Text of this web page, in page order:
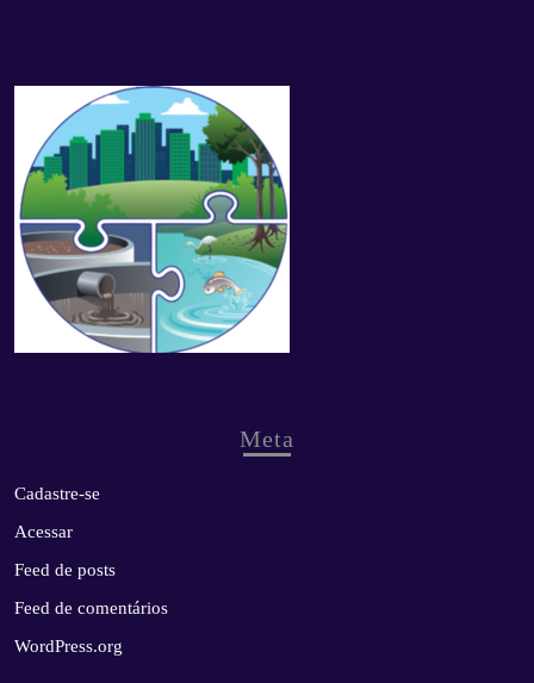
Meta
Cadastre-se
Acessar
Feed de posts
Feed de comentários
WordPress.org